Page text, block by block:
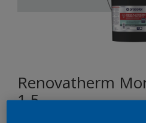
Renovatherm
1.5